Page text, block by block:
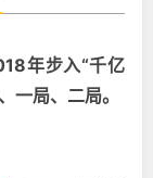
年步入“千亿
一局、二局。